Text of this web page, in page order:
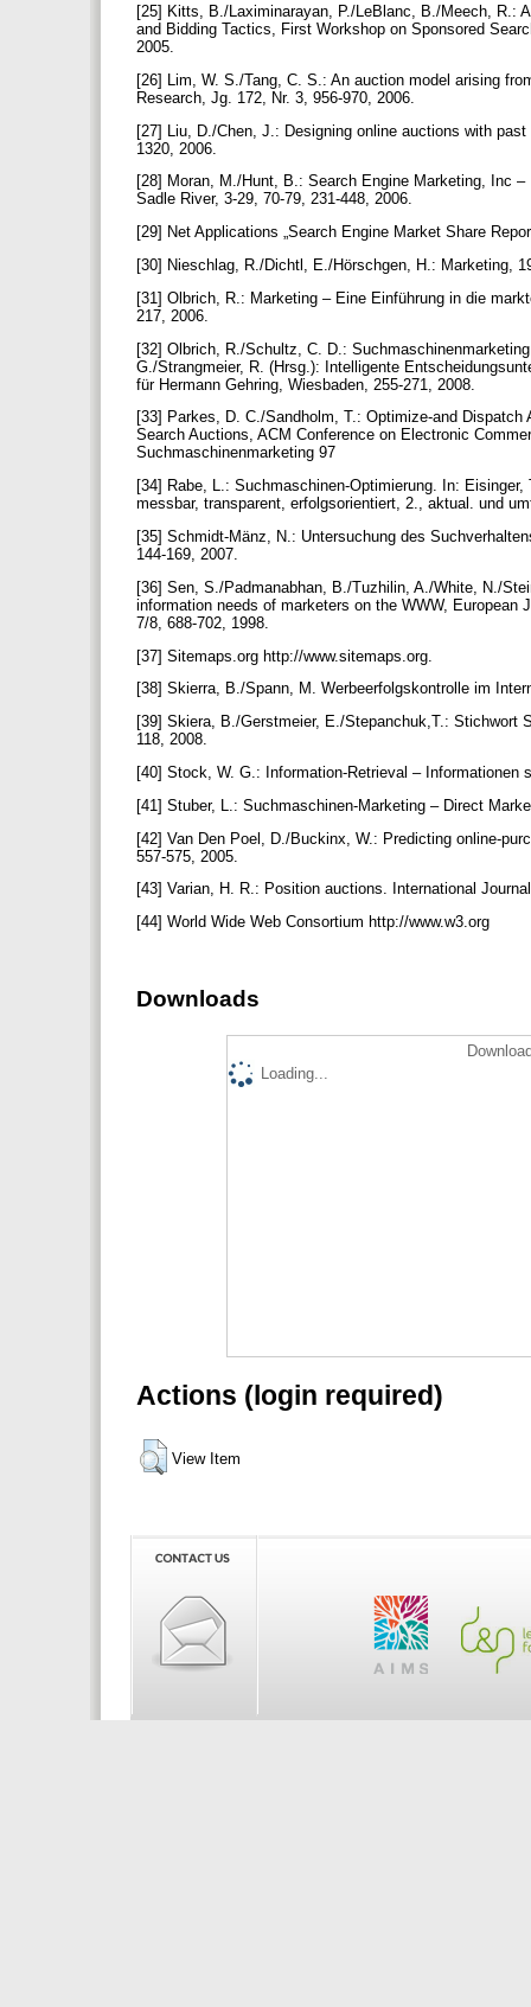
[25] Kitts, B./Laximinarayan, P./LeBlanc, B./Meech, R.:
and Bidding Tactics, First Workshop on Sponsored
2005.
[26] Lim, W. S./Tang, C. S.: An auction model arising
Research, Jg. 172, Nr. 3, 956-970, 2006.
[27] Liu, D./Chen, J.: Designing online auctions with
1320, 2006.
[28] Moran, M./Hunt, B.: Search Engine Marketing, Inc
Sadle River, 3-29, 70-79, 231-448, 2006.
[29] Net Applications „Search Engine Market Share
[30] Nieschlag, R./Dichtl, E./Hörschgen, H.: Marketing,
[31] Olbrich, R.: Marketing – Eine Einführung in die
217, 2006.
[32] Olbrich, R./Schultz, C. D.:
G./Strangmeier, R. (Hrsg.): Intelligente
für Hermann Gehring, Wiesbaden, 255-271, 2008.
[33] Parkes, D. C./Sandholm, T.: Optimize-and
Search Auctions, ACM Conference on Electronic
Suchmaschinenmarketing 97
[34] Rabe, L.: Suchmaschinen-Optimierung. In:
messbar, transparent, erfolgsorientiert, 2., aktual. und
[35] Schmidt-Mänz, N.: Untersuchung des
144-169, 2007.
[36] Sen, S./Padmanabhan, B./Tuzhilin, A./White, N./
information needs of marketers on the WWW,
7/8, 688-702, 1998.
[37] Sitemaps.org http://www.sitemaps.org.
[38] Skierra, B./Spann, M. Werbeerfolgskontrolle im
[39] Skiera, B./Gerstmeier, E./Stepanchuk,T.: Stichwort
118, 2008.
[40] Stock, W. G.: Information-Retrieval – Informationen
[41] Stuber, L.: Suchmaschinen-Marketing – Direct
[42] Van Den Poel, D./Buckinx, W.: Predicting online-
557-575, 2005.
[43] Varian, H. R.: Position auctions. International
[44] World Wide Web Consortium http://www.w3.org
Downloads
Loading...
Actions (login required)
View Item